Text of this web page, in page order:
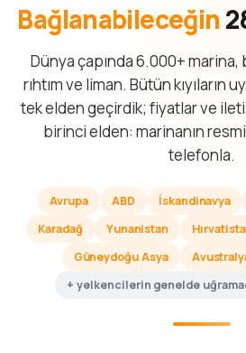
Bağlanabileceğin
Dünya çapında 6.000+
rıhtım ve liman. Bütün kıyıların
tek elden geçirdik; fiyatlar ve
birinci elden: marinanın
telefonla.
Avrupa ABD İskandinavya
Karadağ
Yunanistan
Güneydoğu Asya
+ yelkencilerin genelde